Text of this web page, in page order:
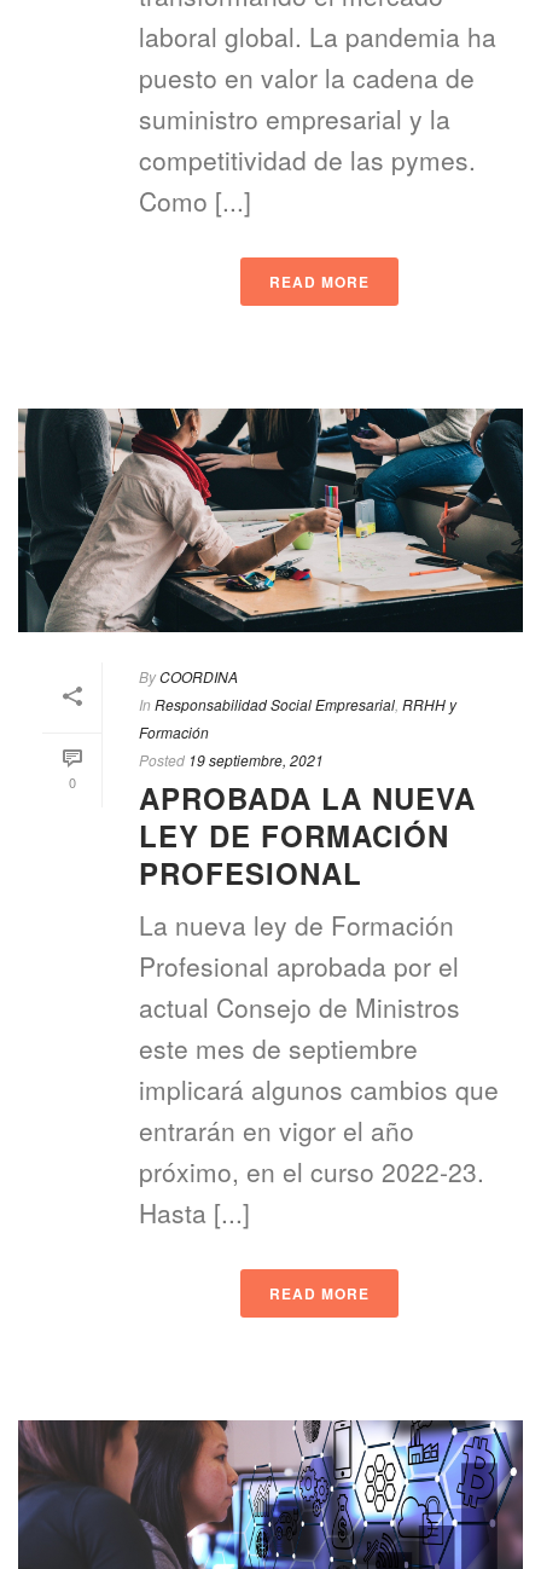
laboral global. La pandemia ha
puesto en valor la cadena de
suministro empresarial y la
competitividad de las pymes.
Como [...]
READ MORE
0
ByCOORDINA
In Responsabilidad Social Empresarial RRHH y
Formación
Posted 19 septiembre, 2021
APROBADA LA NUEVA
LEY DE FORMACIÓN
PROFESIONAL
La nueva ley de Formación
Profesional aprobada por el
actual Consejo de Ministros
este mes de septiembre
implicará algunos cambios que
entrarán en vigor el año
próximo, en el curso 2022-23.
Hasta [...]
READ MORE